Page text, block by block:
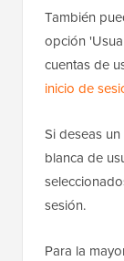
También
opción
cuentas de
inicio de
Si deseas
blanca de
sesión.
Para la